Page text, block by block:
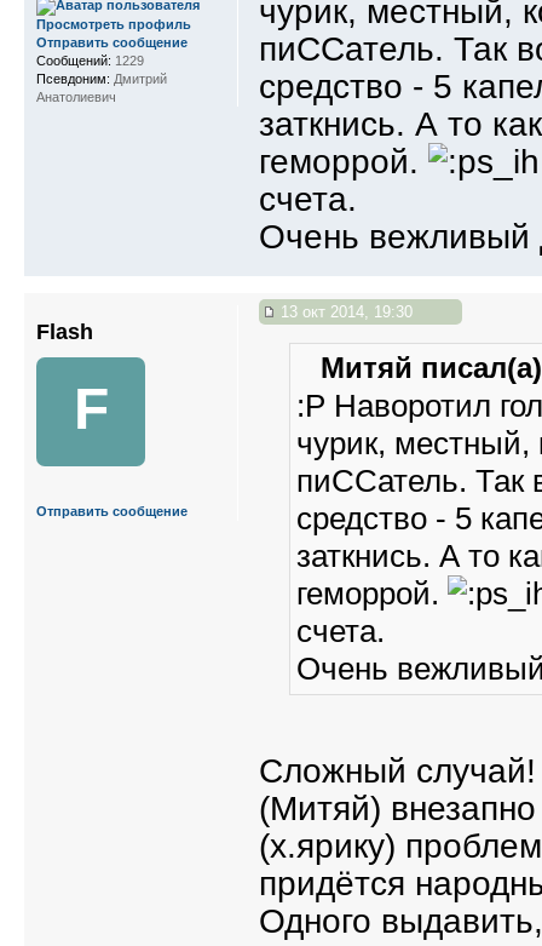
чурик, местный,
пиССатель. Так
средство - 5
заткнись. А то
геморрой.
счета.
Очень вежливый
Просмотреть профиль
Отправить сообщение
Сообщений: 1229
Псевдоним: Дмитрий
Анатолиевич
13 окт 2014, 19:30
Митяй
:P Наворотил
чурик, местный,
пиССатель. Так
средство - 5
заткнись. А то
геморрой.
счета.
Очень
Сложный
(Митяй)
(х.ярику)
придётся
Одного
Flash
F
Отправить сообщение